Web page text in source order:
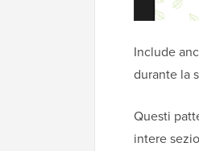
Include
durante la
Questi
intere